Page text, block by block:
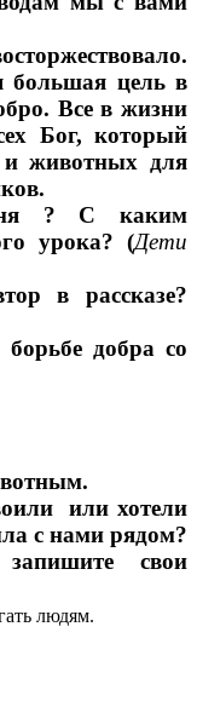
большая цель в
Все в жизни
Бог, который
и животных для
? С каким
урока? (Дети
в рассказе?
добра со
или хотели
с нами рядом?
свои
людям.